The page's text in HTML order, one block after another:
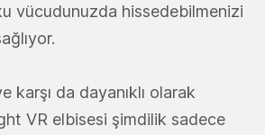
vücudunuzda hissedebilmenizi
karşı da dayanıklı olarak
VR elbisesi şimdilik sadece